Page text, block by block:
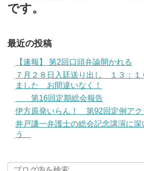
です。
最近の投稿
【速報】 第2回口頭弁論開かれる
７月２８日入廷送り出し １３：１
ました お間違いなく！
第16回定期総会報告
伊方原発いらん！ 第92回定例ア
井戸謙一弁護士の総会記念講演に深
う